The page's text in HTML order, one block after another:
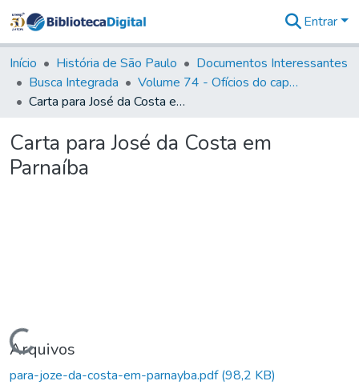
&
Coleções
Tudo na
Biblioteca
Estatísticas
Entrar
Início História de São Paulo
Documentos Interessantes
Busca Integrada
Volume 74 - Ofícios do capitão General Martim Lopes Lobo de Saldanha às Câmaras e Comandantes da Capitania (1775)
Carta para José da Costa em Parnaíba
Carta para José da Costa em
Parnaíba
Carregando...
Arquivos
para-joze-da-costa-em-parnayba.pdf(98,2 KB)